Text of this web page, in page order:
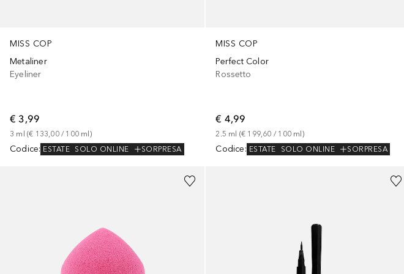
MISS COP
Metaliner
Eyeliner
€ 3,99
3 ml (€ 133,00 / 100 ml )
Codice: ESTATE SOLO ONLINE SORPRESA
MISS COP
Perfect Color
Rossetto
€ 4,99
2.5 ml (€ 199,60 / 100 ml )
Codice: ESTATE SOLO ONLINE SORPRESA